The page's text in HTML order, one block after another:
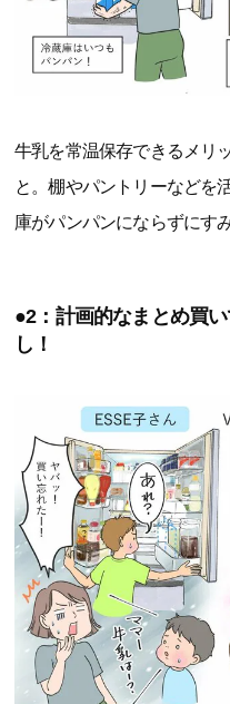
牛乳を常温保存できるメリ
と。棚やパントリーなどを
庫がパンパンにならずにす
●2：計画的なまとめ買
し！